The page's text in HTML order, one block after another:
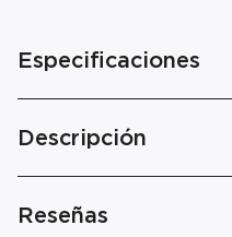
Especificaciones
Descripción
Reseñas